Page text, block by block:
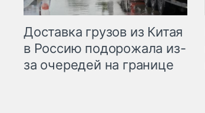
Доставка грузов из Китая
в Россию подорожала из-
за очередей на границе